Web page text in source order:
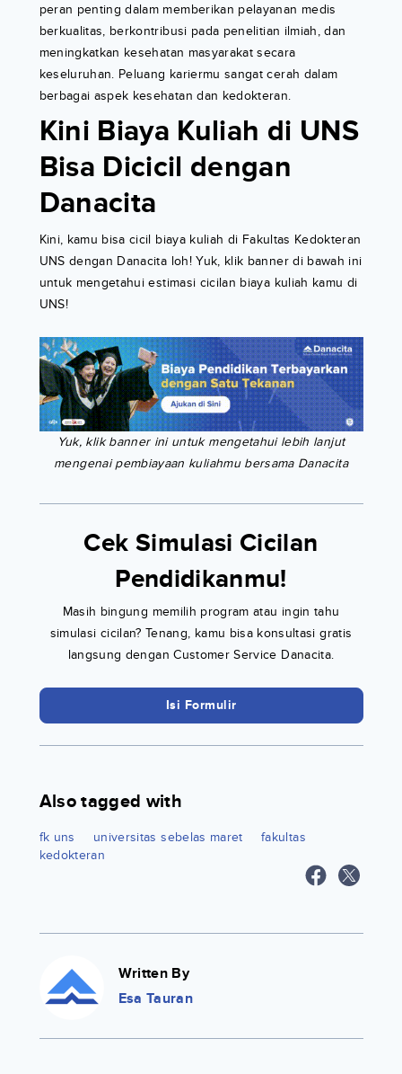
peran penting dalam memberikan pelayanan medis
berkualitas, berkontribusi pada penelitian ilmiah, dan
meningkatkan kesehatan masyarakat secara
keseluruhan. Peluang kariermu sangat cerah dalam
berbagai aspek kesehatan dan kedokteran.
Kini Biaya Kuliah di UNS
Bisa Dicicil dengan
Danacita
Kini, kamu bisa cicil biaya kuliah di Fakultas Kedokteran
UNS dengan Danacita loh! Yuk, klik banner di bawah ini
untuk mengetahui estimasi cicilan biaya kuliah kamu di
UNS!
Yuk, klik banner ini untuk mengetahui lebih lanjut
mengenai pembiayaan kuliahmu bersama Danacita
Cek Simulasi Cicilan
Pendidikanmu!
Masih bingung memilih program atau ingin tahu
simulasi cicilan? Tenang, kamu bisa konsultasi gratis
langsung dengan Customer Service Danacita.
Isi Formulir
Also tagged with
fk uns universitas sebelas maret
fakultas
kedokteran
Written By
Esa Tauran